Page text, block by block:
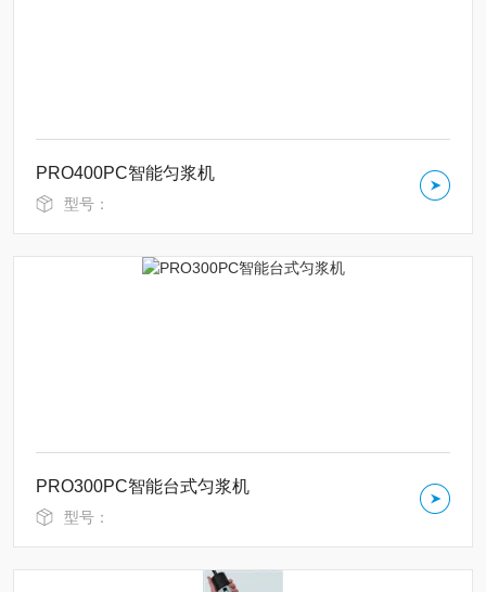
PRO400PC智能匀浆机
型号：
PRO300PC智能台式匀浆机
型号：